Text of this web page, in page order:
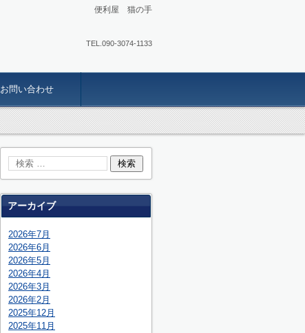
便利屋 猫の手
TEL. 090-3074-1133
お問い合わせ
アーカイブ
2026年7月
2026年6月
2026年5月
2026年4月
2026年3月
2026年2月
2025年12月
2025年11月